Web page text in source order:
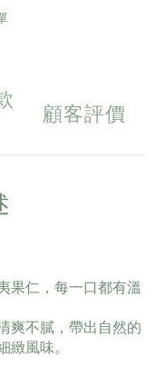
顧客評價
果仁，每一口都有溫
爽不膩，帶出自然的
風味。